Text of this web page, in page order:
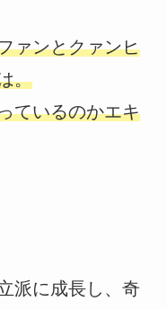
ァンとクァンヒ
。
ているのかエキ
派に成長し、奇